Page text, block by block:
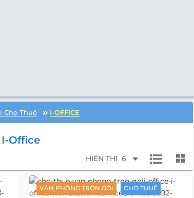
Cho Thuê I-OFFICE
Office
HIỂN THỊ 6
VĂN PHÒNG TRỌN GÓI CHO THUÊ